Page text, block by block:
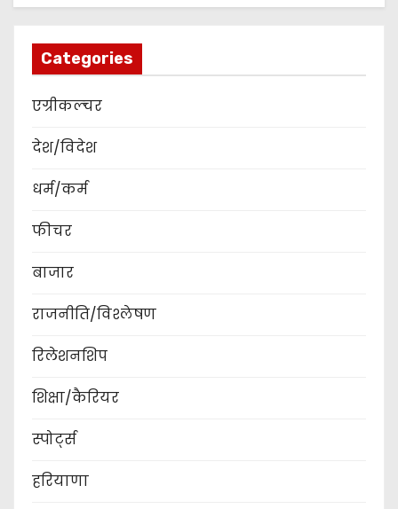
Categories
एग्रीकल्चर
देश/विदेश
धर्म/कर्म
फीचर
बाजार
राजनीति/विश्लेषण
रिलेशनशिप
शिक्षा/कैरियर
स्पोर्ट्स
हरियाणा